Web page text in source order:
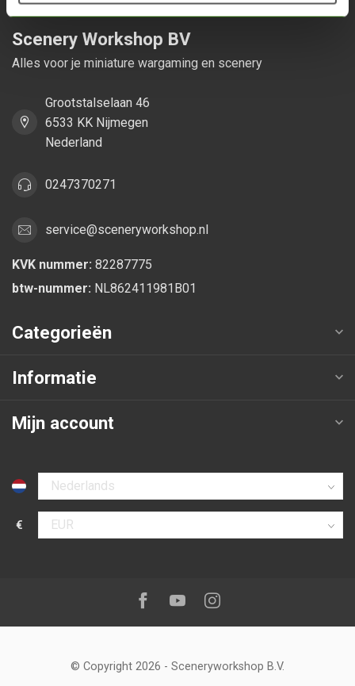
Scenery Workshop BV
Alles voor je miniature wargaming en scenery
Grootstalselaan 46
6533 KK Nijmegen
Nederland
0247370271
service@sceneryworkshop.nl
KVK nummer: 82287775
btw-nummer: NL862411981B01
Categorieën
Informatie
Mijn account
Selecteer taal
€
Selecteer valuta
Volg ons op:Facebook
YoutubeInstagram
© Copyright 2026 - Sceneryworkshop B.V.